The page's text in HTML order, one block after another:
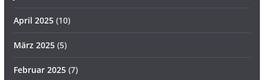
April 2025(10)
März 2025(5)
Februar 2025(7)